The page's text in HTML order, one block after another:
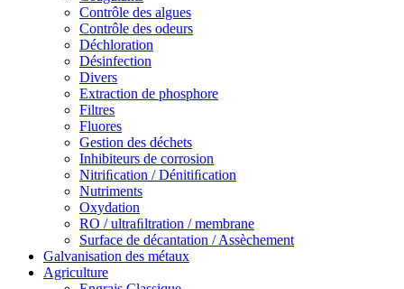
Contrôle des algues
Contrôle des odeurs
Déchloration
Désinfection
Divers
Extraction de phosphore
Filtres
Fluores
Gestion des déchets
Inhibiteurs de corrosion
Nitriﬁcation / Dénitiﬁcation
Nutriments
Oxydation
RO / ultraﬁltration / membrane
Surface de décantation / Assèchement
Galvanisation des métaux
Agriculture